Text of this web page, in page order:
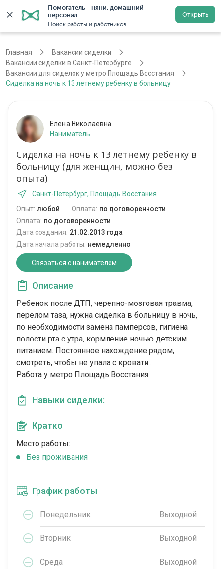
Помогатель - няни, домашний
персонал
Поиск работы и работников
Открыть
Санкт-Петербург Регистрация
Главная
Вакансии сиделки
Вакансии сиделки в Санкт-Петербурге
Вакансии для сиделок у метро Площадь Восстания
Сиделка на ночь к 13 летнему ребенку в больницу
Елена Николаевна
Наниматель
Сиделка на ночь к 13 летнему ребенку в
больницу (для женщин, можно без
опыта)
Санкт-Петербург, Площадь Восстания
Опыт: любой Оплата: по договоренности
Оплата: по договоренности
Дата создания: 21.02.2013 года
Дата начала работы: немедленно
Связаться с нанимателем
Описание
Ребенок после ДТП, черепно-мозговая травма,
перелом таза, нужна сиделка в больницу в ночь,
по необходимости замена памперсов, гигиена
полости рта с утра, кормление ночью детским
питанием. Постоянное нахождение рядом,
смотреть, чтобы не упала с кровати .
Работа у метро Площадь Восстания
Навыки сиделки:
Кратко
Место работы:
Без проживания
График работы
Понедельник Выходной
Вторник Выходной
Среда Выходной